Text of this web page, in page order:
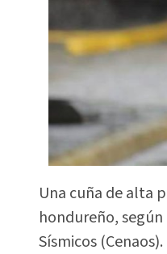
Una cuña de alta
hondureño,
Sísmicos (Cenaos).